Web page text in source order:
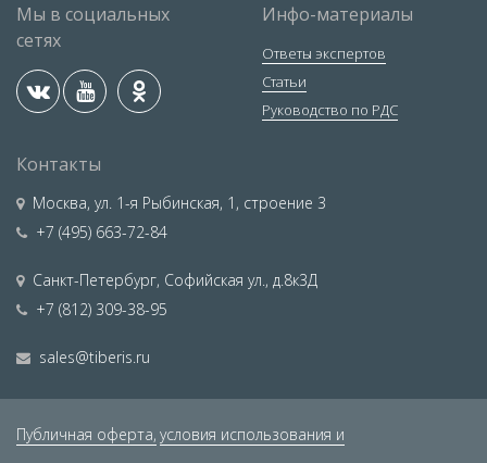
Мы в социальных
сетях
Инфо-материалы
Ответы экспертов
Статьи
Руководство по РДС
Контакты
Москва, ул. 1-я Рыбинская, 1, строение 3
+7 (495) 663-72-84
Санкт-Петербург, Софийская ул., д.8к3Д
+7 (812) 309-38-95
sales@tiberis.ru
Публичная оферта, условия использования и